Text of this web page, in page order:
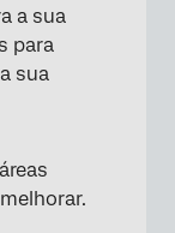
não
a sua
para
sua